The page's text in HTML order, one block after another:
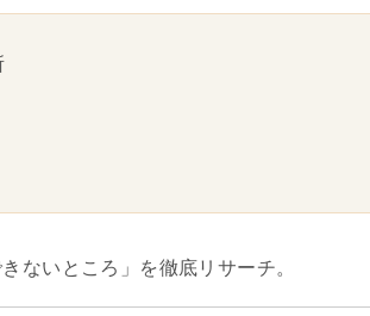
ないところ」を徹底リサーチ。